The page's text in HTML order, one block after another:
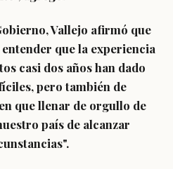
Vallejo afirmó que
que la experiencia
casi dos años han dado
pero también de
que llenar de orgullo de
país de alcanzar
".